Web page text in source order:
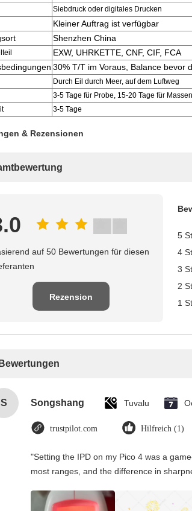
Siebdruck oder digitales Drucken
Kleiner Auftrag ist verfügbar
Shenzhen China
EXW, UHRKETTE, CNF, CIF, FCA
30% T/T im Voraus, Balance bevor
Durch Eil durch Meer, auf dem Luftweg
3-5 Tage für Probe, 15-20 Tage für
3-5 Tage
& Rezensionen
auf 50 Bewertungen für diesen
Rezension
5
4
3
2
1
S Songshang Tuvalu
trustpilot.com Hilfreich (1)
"Setting the IPD on my Pico 4 was a
most ranges, and the difference in